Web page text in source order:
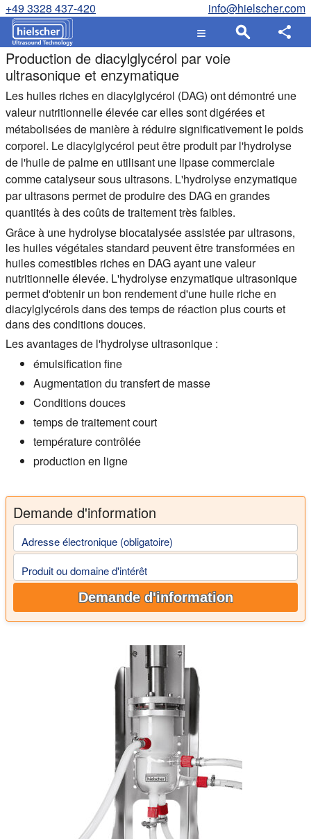
+49 3328 437-420 info@hielscher.com
Production de diacylglycérol par voie
ultrasonique et enzymatique
Les huiles riches en diacylglycérol (DAG) ont démontré une
valeur nutritionnelle élevée car elles sont digérées et
métabolisées de manière à réduire significativement le poids
corporel. Le diacylglycérol peut être produit par l'hydrolyse
de l'huile de palme en utilisant une lipase commerciale
comme catalyseur sous ultrasons. L'hydrolyse enzymatique
par ultrasons permet de produire des DAG en grandes
quantités à des coûts de traitement très faibles.
Grâce à une hydrolyse biocatalysée assistée par ultrasons,
les huiles végétales standard peuvent être transformées en
huiles comestibles riches en DAG ayant une valeur
nutritionnelle élevée. L'hydrolyse enzymatique ultrasonique
permet d'obtenir un bon rendement d'une huile riche en
diacylglycérols dans des temps de réaction plus courts et
dans des conditions douces.
Les avantages de l'hydrolyse ultrasonique :
émulsification fine
Augmentation du transfert de masse
Conditions douces
temps de traitement court
température contrôlée
production en ligne
Demande d'information
Adresse électronique (obligatoire)
Produit ou domaine d'intérêt
Demande d'information